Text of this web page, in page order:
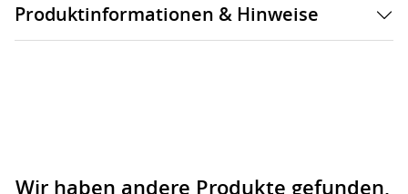
Produktinformationen & Hinweise
Wir haben andere Produkte gefunden,